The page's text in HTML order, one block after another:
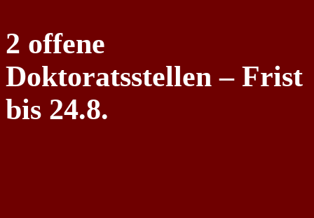
2 offene
Doktoratsstellen – Frist
bis 24.8.